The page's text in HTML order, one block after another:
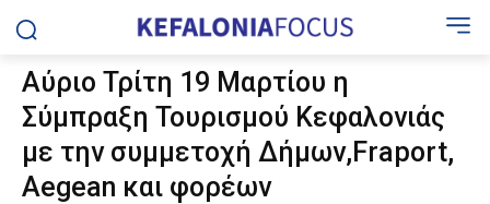
Αύριο Τρίτη 19 Μαρτίου η
Σύμπραξη Τουρισμού Κεφαλονιάς
με την συμμετοχή Δήμων,Fraport,
Aegean και φορέων